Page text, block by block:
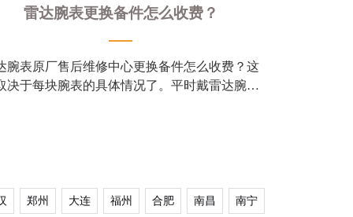
雷达腕表更换备件怎么收费？
腕表原厂售后维修中心更换备件怎么收费？这
决于每块腕表的具体情况了。平时戴雷达腕表
郑州 大连 福州 合肥 南昌 南宁